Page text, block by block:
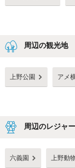
周辺の観光地
上野公園 アメ
周辺のレジャ
六義園 上野動